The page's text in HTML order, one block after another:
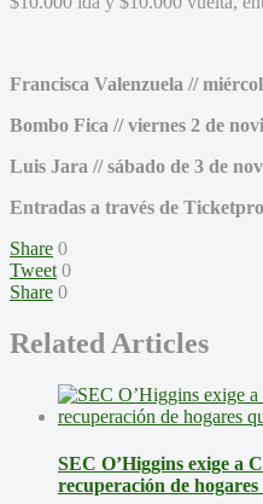
Francisca Valenzuela //
Bombo Fica // viernes 2 de
Luis Jara // sábado de 3 de
Entradas a través de
Share 0
Tweet 0
Share 0
Related Articles
SEC O’Higgins exige a
recuperación de